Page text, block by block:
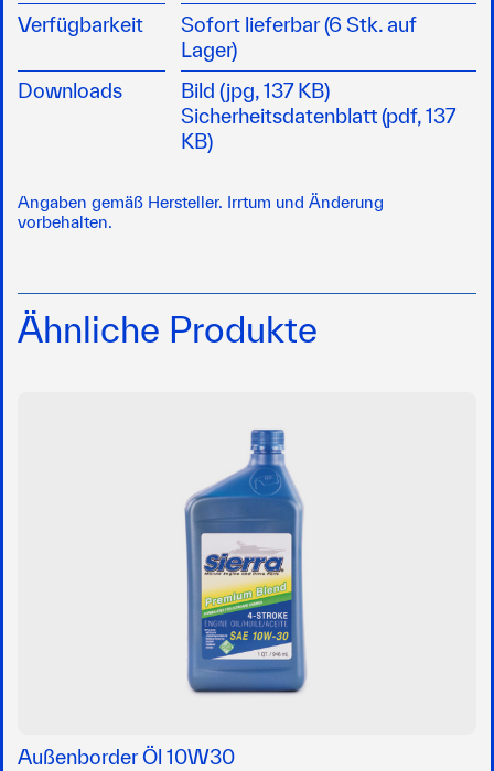
Verfügbarkeit
Sofort lieferbar (6 Stk. auf
Lager)
Downloads
Bild (jpg, 137 KB)
Sicherheitsdatenblatt (pdf, 137
KB)
Angaben gemäß Hersteller. Irrtum und Änderung
vorbehalten.
Ähnliche Produkte
Außenborder Öl 10W30